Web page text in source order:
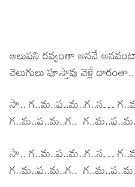
అలుపని రవ్వంతా అననే
వెలుగులు పూస్తావు వెళ్లే దారంతా..
సా.. గ..మ..ప..మ..గ..స…
గ..మ..ప..మ..గ..
సా.. గ..మ..ప..మ..గ..స…
గ..మ..ప..మ..గ..